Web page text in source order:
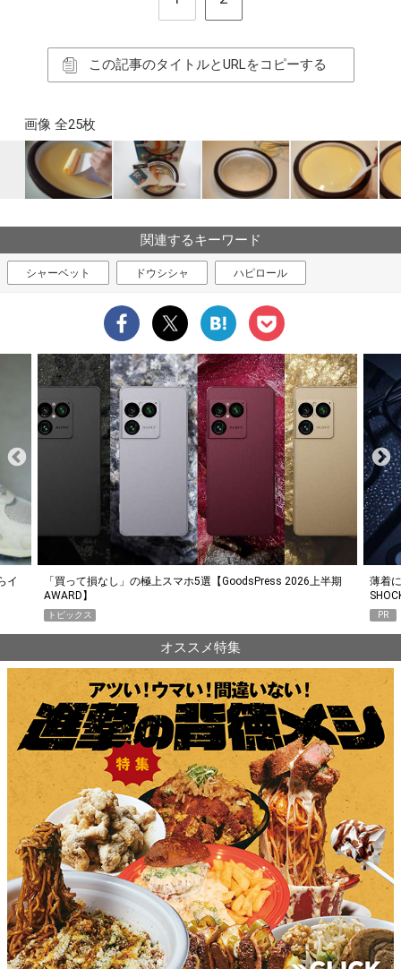
この記事のタイトルとURLをコピーする
画像 全25枚
関連するキーワード
シャーベット ドウシシャ ハピロール
イ
「買って損なし」の極上スマホ5選【GoodsPress 2026上半期
AWARD】
トピックス
薄着
PR
オススメ特集